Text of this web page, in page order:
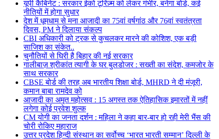
यूपी कैबिनेट : सरकार ईको टूरिज़्म को लेकर गंभीर, बनेगा बोर्ड, कई
नीतियों में होगा सुधार
देश में धूमधाम से मना आजादी का 75वां वर्षगांठ और 76वां स्वतंत्रता
दिवस, PM ने दिलाया संकल्प
CBI अधिकारी को ट्रक से कुचलकर मारने की कोशिश, एक बड़ी
साजिश का संकेत..
चुनौतियों से घिरी है बिहार की नई सरकार
गालीबाज़ श्रीकांत त्यागी के घर बुलडोजर : सख्ती का संदेश, कमजोर के
साथ सरकार
CBSE बोर्ड की तरह अब भारतीय शिक्षा बोर्ड, MHRD ने दी मंजूरी,
कमान बाबा रामदेव को
आजादी का अमृत महोत्सव : 15 अगस्त तक ऐतिहासिक इमारतों में नहीं
लगेगा कोई प्रवेश शुल्क
CM योगी का जनता दर्शन : महिला ने कहा बार-बार हो रही मेरी भैंस की
चोरी रोकिए महाराज
उत्तर प्रदेश हिन्दी संस्थान का सर्वोच्च ‘भारत भारती सम्मान’ दिल्ली के